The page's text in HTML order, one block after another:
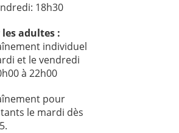
18h30
les adultes :
individuel
et le vendredi
à 22h00
pour
le mardi dès